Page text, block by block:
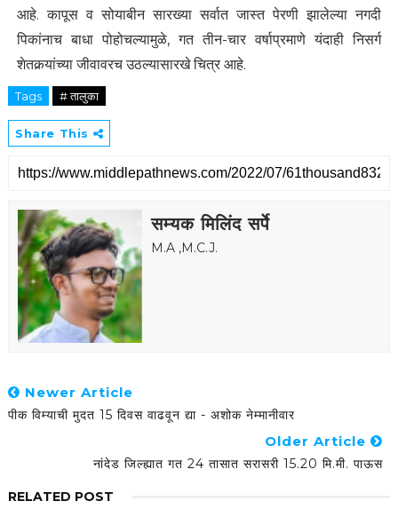
आहे. कापूस व सोयाबीन सारख्या सर्वात जास्त पेरणी झालेल्या नगदी
पिकांनाच बाधा पोहोचल्यामुळे, गत तीन-चार वर्षाप्रमाणे यंदाही निसर्ग
शेतकर्‍यांच्या जीवावरच उठल्यासारखे चित्र आहे.
Tags # तालुका
Share This
सम्यक मिलिंद सर्पे
M.A ,M.C.J.
Newer Article
पीक विम्याची मुदत 15 दिवस वाढवून द्या - अशोक नेम्मानीवार
Older Article
नांदेड जिल्ह्यात गत 24 तासात सरासरी 15.20 मि.मी. पाऊस
RELATED POST